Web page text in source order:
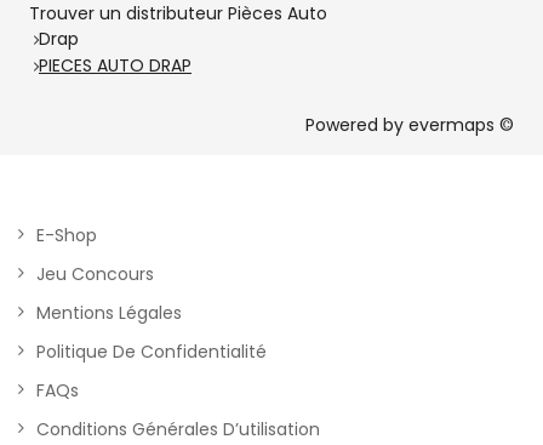
Trouver un distributeur Pièces Auto
Drap
PIECES AUTO DRAP
Powered by evermaps ©
E-Shop
Jeu Concours
Mentions Légales
Politique De Confidentialité
FAQs
Conditions Générales D’utilisation